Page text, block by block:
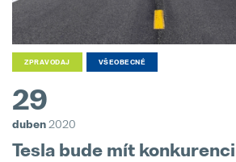
ZPRAVODAJ VŠEOBECNÉ
29
duben 2020
Tesla bude mít konkurenci